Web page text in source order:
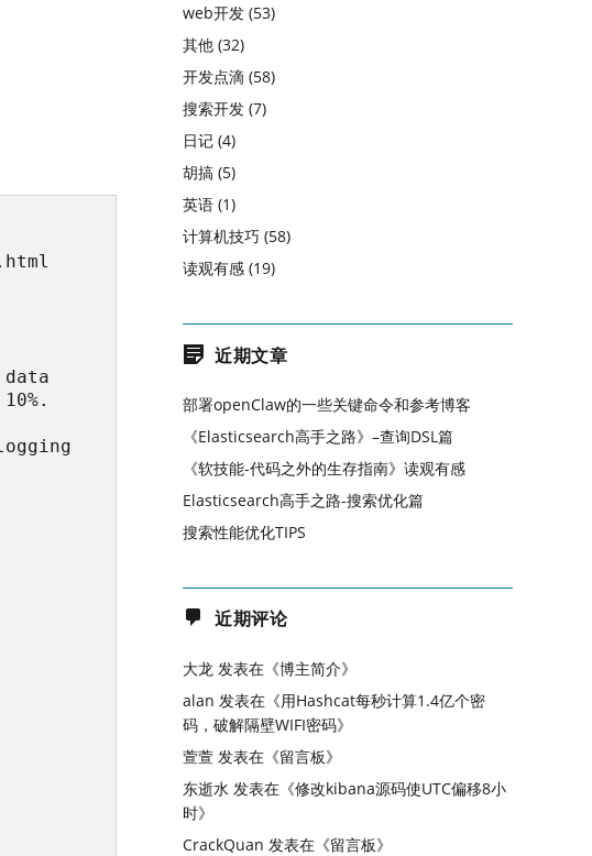
data
web开发 (53)
其他 (32)
开发点滴 (58)
搜索开发 (7)
日记 (4)
胡搞 (5)
英语 (1)
计算机技巧 (58)
读观有感 (19)
近期文章
部署openClaw的一些关键命令和参考博客
《Elasticsearch高手之路》–查询DSL篇
《软技能-代码之外的生存指南》读观有感
Elasticsearch高手之路-搜索优化篇
搜索性能优化TIPS
近期评论
大龙 发表在《博主简介》
alan 发表在《用Hashcat每秒计算1.4亿个密
码，破解隔壁WIFI密码》
萱萱 发表在《留言板》
东逝水 发表在《修改kibana源码使UTC偏移8小
时》
CrackQuan 发表在《留言板》